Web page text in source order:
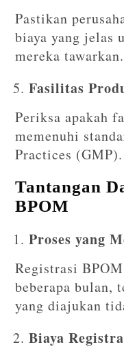
Pastikan
biaya yang jelas
mereka tawarkan.
Fasilitas
Periksa apakah
memenuhi
Practices (GMP).
Tantangan
BPOM
Proses yang
Registrasi
beberapa bulan,
yang diajukan
Biaya